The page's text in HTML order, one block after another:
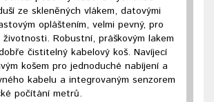
ze skleněných vlákem, datovými
opláštením, velmi pevný, pro
Robustní, práškovým lakem
čistitelný kabelový koš. Navíjecí
košem pro jednoduché nabíjení a
kabelu a integrovaným senzorem
počítání metrů.